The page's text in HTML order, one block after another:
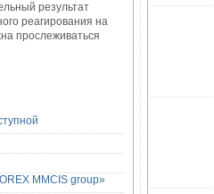
результат
реагирования на
прослеживаться
MMCIS group»